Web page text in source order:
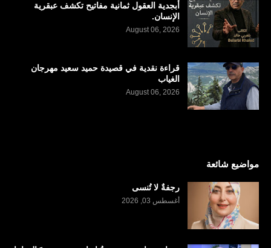
أبجدية العقول ثمانية مفاتيح تكشف عبقرية
الإنسان.
August 06, 2026
قراءة نقدية في قصيدة حميد سعيد مهرجان
الغياب
August 06, 2026
مواضيع شائعة
رجفةٌ لا تُنسى
أغسطس 03, 2026